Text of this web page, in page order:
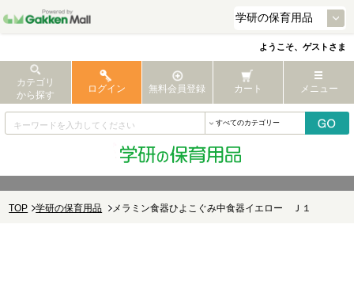
ようこそ、ゲストさま
カテゴリ
から探す
ログイン 無料会員登録 カート メニュー
TOP 学研の保育用品 メラミン食器ひよこぐみ中食器イエロー Ｊ１